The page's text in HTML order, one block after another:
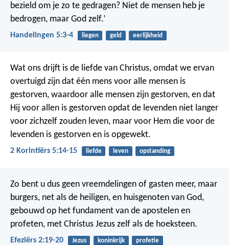
bezield om je zo te gedragen? Niet de mensen heb je
bedrogen, maar God zelf.’
Handelingen 5:3-4 liegen geld eerlijkheid
Wat ons drijft is de liefde van Christus, omdat we ervan
overtuigd zijn dat één mens voor alle mensen is
gestorven, waardoor alle mensen zijn gestorven, en dat
Hij voor allen is gestorven opdat de levenden niet langer
voor zichzelf zouden leven, maar voor Hem die voor de
levenden is gestorven en is opgewekt.
2 Korintiërs 5:14-15 liefde leven opstanding
Zo bent u dus geen vreemdelingen of gasten meer, maar
burgers, net als de heiligen, en huisgenoten van God,
gebouwd op het fundament van de apostelen en
profeten, met Christus Jezus zelf als de hoeksteen.
Efeziërs 2:19-20 Jezus koninkrijk profetie